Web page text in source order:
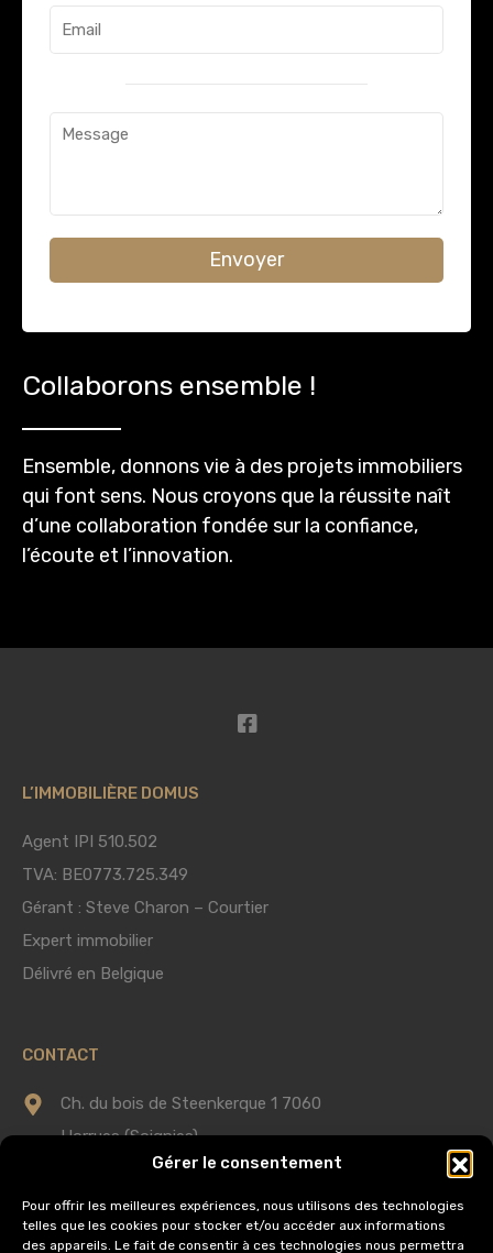
Gérer le consentement
Pour offrir les meilleures expériences, nous utilisons des technologies
telles que les cookies pour stocker et/ou accéder aux informations
des appareils. Le fait de consentir à ces technologies nous permettra
Envoyer
Collaborons ensemble !
Ensemble, donnons vie à des projets immobiliers
qui font sens. Nous croyons que la réussite naît
d’une collaboration fondée sur la confiance,
l’écoute et l’innovation.
L’IMMOBILIÈRE DOMUS
Agent IPI 510.502
TVA: BE0773.725.349
Gérant : Steve Charon – Courtier
Expert immobilier
Délivré en Belgique
CONTACT
Ch. du bois de Steenkerque 1 7060
Horrues (Soignies)
info@immobilieredomus.be